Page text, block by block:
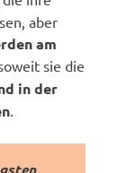
aber
am
sie die
in der